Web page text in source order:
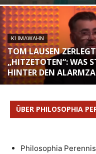
KLIMAWAHN
TOM LAUSEN
„HITZETOTEN“: WAS
HINTER DEN
ÜBER PHILOSOPHIA
Philosophia